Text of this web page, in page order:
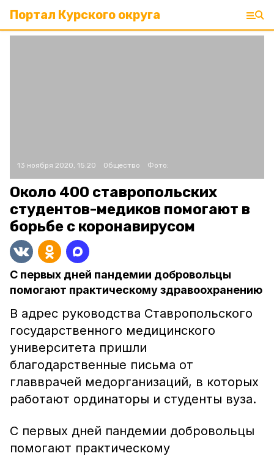
Портал Курского округа
13 ноября 2020, 15:20 Общество Фото:
Около 400 ставропольских
студентов-медиков помогают в
борьбе с коронавирусом
С первых дней пандемии добровольцы
помогают практическому здравоохранению
В адрес руководства Ставропольского
государственного медицинского
университета пришли
благодарственные письма от
главврачей медорганизаций, в которых
работают ординаторы и студенты вуза.
С первых дней пандемии добровольцы
помогают практическому